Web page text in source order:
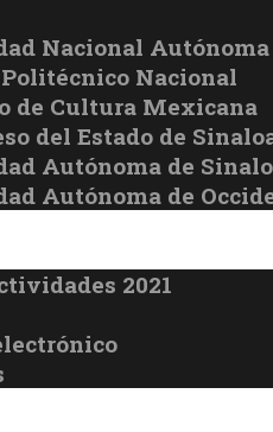
Nacional
Nacional
de Cultura Mexicana
del Estado de
Autónoma de
Autónoma de
2021